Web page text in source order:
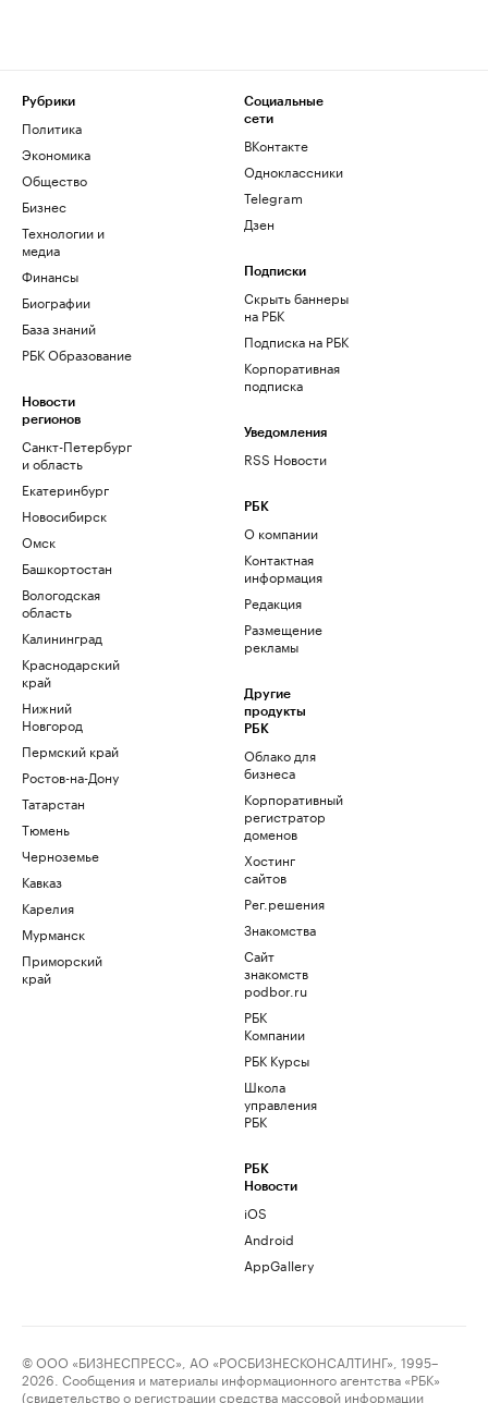
Рубрики
Политика
Экономика
Общество
Бизнес
Технологии и
медиа
Финансы
Биографии
База знаний
РБК Образование
Новости
регионов
Санкт-Петербург
и область
Екатеринбург
Новосибирск
Омск
Башкортостан
Вологодская
область
Калининград
Краснодарский
край
Нижний
Новгород
Пермский край
Ростов-на-Дону
Татарстан
Тюмень
Черноземье
Кавказ
Карелия
Мурманск
Приморский
край
Социальные
сети
ВКонтакте
Одноклассники
Telegram
Дзен
Подписки
Скрыть баннеры
на РБК
Подписка на РБК
Корпоративная
подписка
Уведомления
RSS Новости
РБК
О компании
Контактная
информация
Редакция
Размещение
рекламы
Другие
продукты
РБК
Облако для
бизнеса
Корпоративный
регистратор
доменов
Хостинг
сайтов
Рег.решения
Знакомства
Сайт
знакомств
podbor.ru
РБК
Компании
РБК Курсы
Школа
управления
РБК
РБК
Новости
iOS
Android
AppGallery
© ООО «БИЗНЕСПРЕСС», АО «РОСБИЗНЕСКОНСАЛТИНГ», 1995–
2026. Сообщения и материалы информационного агентства «РБК»
(свидетельство о регистрации средства массовой информации